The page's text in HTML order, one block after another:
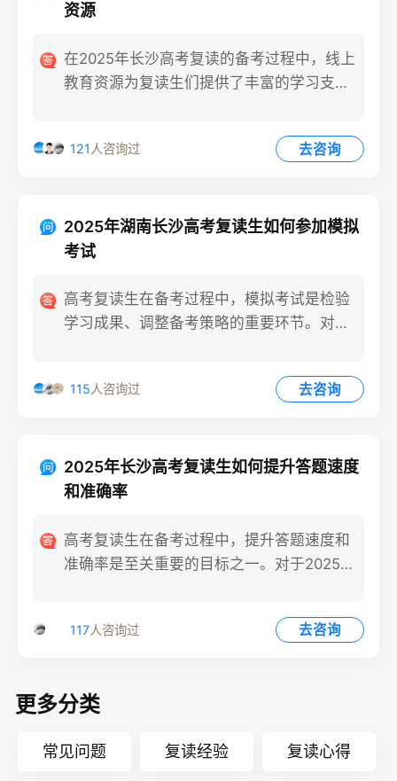
资源
在2025年长沙高考复读的备考过程中，线上
教育资源为复读生们提供了丰富的学习支
121 人咨询过 去咨询
2025年湖南长沙高考复读生如何参加模拟
考试
高考复读生在备考过程中，模拟考试是检验
学习成果、调整备考策略的重要环节。对于
115人咨询过 去咨询
2025年长沙高考复读生如何提升答题速度
和准确率
高考复读生在备考过程中，提升答题速度和
准确率是至关重要的目标之一。对于2025年
117人咨询过 去咨询
更多分类
常见问题 复读经验 复读心得